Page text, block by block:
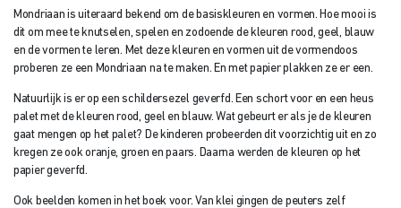
Mondriaan is uiteraard bekend om de basiskleuren en vormen. Hoe mooi is
dit om mee te knutselen, spelen en zodoende de kleuren rood, geel, blauw
en de vormen te leren. Met deze kleuren en vormen uit de vormendoos
proberen ze een Mondriaan na te maken. En met papier plakken ze er een.
Natuurlijk is er op een schildersezel geverfd. Een schort voor en een heus
palet met de kleuren rood, geel en blauw. Wat gebeurt er als je de kleuren
gaat mengen op het palet? De kinderen probeerden dit voorzichtig uit en zo
kregen ze ook oranje, groen en paars. Daarna werden de kleuren op het
papier geverfd.
Ook beelden komen in het boek voor. Van klei gingen de peuters zelf